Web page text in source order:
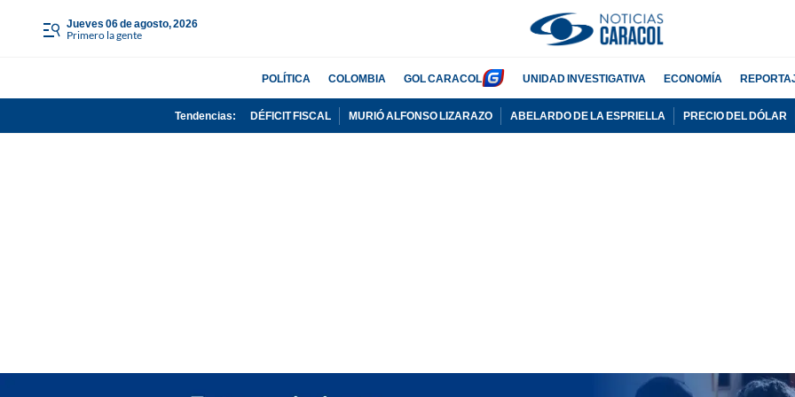
jueves 06 de agosto, 2026
Primero la gente
POLÍTICA COLOMBIA GOL CARACOL UNIDAD INVESTIGATIVA ECONOMÍA
Tendencias: DÉFICIT FISCAL MURIÓ ALFONSO LIZARAZO ABELARDO DE LA ESPRIELLA PRECIO DEL DÓLAR